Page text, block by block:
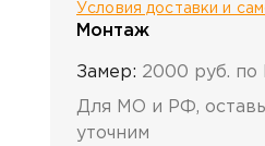
Условия доставки и
Монтаж
Замер: 2000 руб. по
Для МО и РФ,
уточним